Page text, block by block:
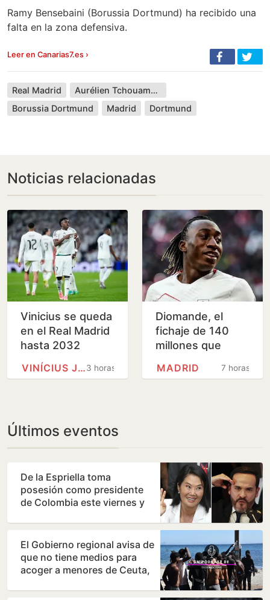
Ramy Bensebaini (Borussia Dortmund) ha recibido una
falta en la zona defensiva.
Leer en Canarias7.es ›
Real Madrid
Aurélien Tchouaméni
Borussia Dortmund
Madrid Dortmund
Noticias relacionadas
Vinicius se queda
en el Real Madrid
hasta 2032
3 horas
VINÍCIUS JÚNIOR
Diomande, el
fichaje de 140
millones que
hacer sitio
7 horas
MADRID
Últimos eventos
De la Espriella toma
posesión como presidente
de Colombia este viernes y
El Gobierno regional avisa de
que no tiene medios para
acoger a menores de Ceuta,